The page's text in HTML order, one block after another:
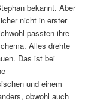
bekannt. Aber
nicht in erster
passten ihre
Alles drehte
Das ist bei
und einem
obwohl auch